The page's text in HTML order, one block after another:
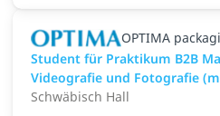
OPTIMA
Student für Praktikum B2B
Videografie und Fotografie
Schwäbisch Hall